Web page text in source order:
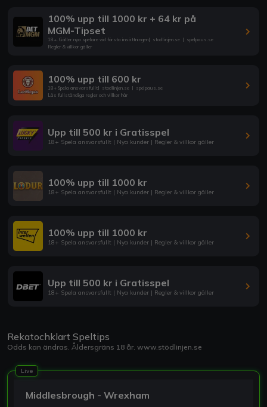
100% upp till 1000 kr + 64 kr på
MGM-Tipset
18+. Gäller nya spelare vid första insättningen| stodlinjen.se | spelpaus.se
Regler & villkor gäller
100% upp till 600 kr
18+ Spela ansvarsfullt| stodlinjen.se | spelpaus.se
Läs fullständiga regler och villkor här
Upp till 500 kr i Gratisspel
18+ Spela ansvarsfullt | Nya kunder | Regler & villkor gäller
100% upp till 1000 kr
18+ Spela ansvarsfullt | Nya kunder | Regler & villkor gäller
100% upp till 1000 kr
18+ Spela ansvarsfullt | Nya kunder | Regler & villkor gäller
Upp till 500 kr i Gratisspel
18+ Spela ansvarsfullt | Nya kunder | Regler & villkor gäller
Rekatochklart Speltips
Odds kan ändras. Åldersgräns 18 år. www.stödlinjen.se
Live
Middlesbrough - Wrexham